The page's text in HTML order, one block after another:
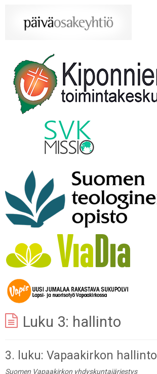
Luku 3: hallinto
3. luku: Vapaakirkon hallinto
Suomen Vapaakirkon yhdyskuntajärjestys